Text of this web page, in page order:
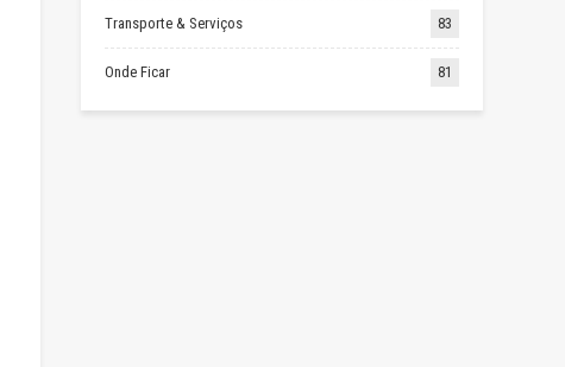
Transporte & Serviços 83
Onde Ficar 81